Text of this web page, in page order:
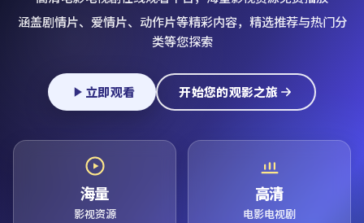
涵盖剧情片、爱情片、动作片等精彩内容，精选推荐与热门分
类等您探索
立即观看 开始您的观影之旅
海量
影视资源
高清
电影电视剧